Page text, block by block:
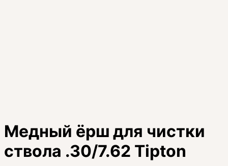
Медный ёрш для чистки
ствола .30/7.62 Tipton